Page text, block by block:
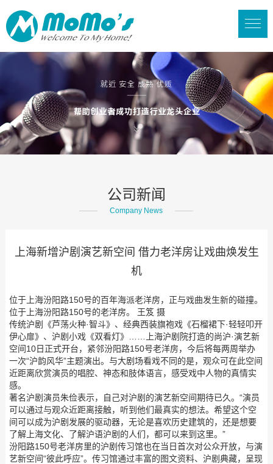
公司新闻
Company News
上海新增沪剧演艺新空间 借力老洋房让戏曲焕发生
机
位于上海汾阳路150号的百年海派老洋房，正与戏曲发生新的碰撞。
位于上海汾阳路150号的老洋房。 王笈 摄
传统沪剧《芦荡火种·智斗》、经典西装旗袍戏《石榴裙下·轻轻叩开
伊心扉》、沪剧小戏《双看灯》……上海沪剧院打造的尚沪·演艺新
空间10日正式开台，紧邻汾阳路150号老洋房，今后将每两周举办
一次“沪韵风华”主题演出。与大剧场看戏不同的是，观众可在此空间
近距离欣赏演员的唱腔、神态和肢体语言，感受戏中人物的真情实
感。
著名沪剧演员朱俭表示，自己对沪剧的演艺新空间期待已久。“演员
可以通过与观众近距离接触，听到他们最真实的想法。希望这个空
间可以成为沪剧发展的驱动器，无论是喜欢历史建筑的，还是想要
了解上海文化、了解沪语沪剧的人们，都可以来到这里。”
汾阳路150号老洋房里的沪剧传习馆也在当日首次对公众开放，与演
艺新空间“彼此呼应”。传习馆通过丰富的图文资料、沪剧典藏，呈现